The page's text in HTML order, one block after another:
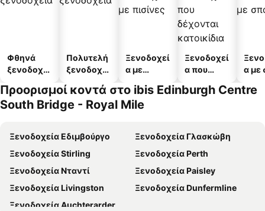
Φθηνά
ξενοδοχεί
Πολυτελή
ξενοδοχεί
Ξενοδοχεί
α με
Ξενοδοχεί
α που
κατοικίδι
α με
Προορισμοί κοντά στο ibis Edinburgh Centre
South Bridge - Royal Mile
Ξενοδοχεία Εδιμβούργο
Ξενοδοχεία Γλασκώβη
Ξενοδοχεία Stirling
Ξενοδοχεία Perth
Ξενοδοχεία Νταντί
Ξενοδοχεία Paisley
Ξενοδοχεία Livingston
Ξενοδοχεία Dunfermline
Ξενοδοχεία Auchterarder